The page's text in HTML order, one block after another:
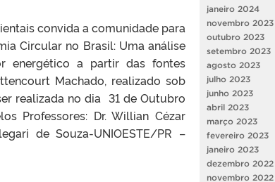
convida a comunidade para
Circular no Brasil: Uma análise
energético a partir das fontes
Machado, realizado sob
realizada no dia 31 de Outubro
Professores: Dr. Willian Cézar
de Souza-UNIOESTE/PR –
janeiro 2024
novembro 2023
outubro 2023
setembro 2023
agosto 2023
julho 2023
junho 2023
abril 2023
março 2023
fevereiro 2023
janeiro 2023
dezembro 2022
novembro 2022